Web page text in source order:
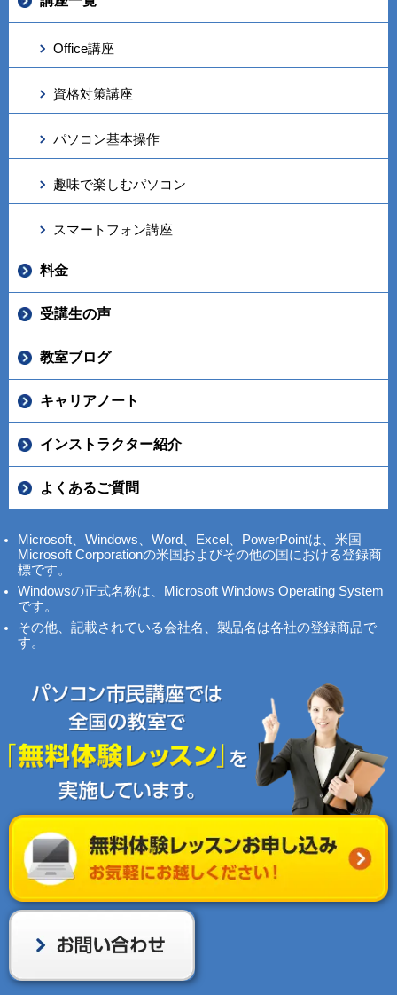
Office講座
資格対策講座
パソコン基本操作
趣味で楽しむパソコン
スマートフォン講座
料金
受講生の声
教室ブログ
キャリアノート
インストラクター紹介
よくあるご質問
Microsoft、Windows、Word、Excel、PowerPointは、米国
Microsoft Corporationの米国およびその他の国における登録商
標です。
Windowsの正式名称は、Microsoft Windows Operating System
です。
その他、記載されている会社名、製品名は各社の登録商品で
す。